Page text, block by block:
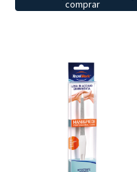
comprar